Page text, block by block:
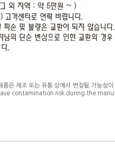
품은 제조 또는 유통 상에서 변질될 가능성
contamination risk during the